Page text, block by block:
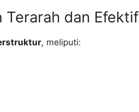
Terarah dan Efektif
, meliputi: